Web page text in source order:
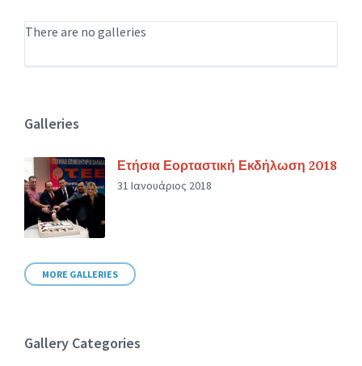
There are no galleries
Galleries
Ετήσια Εορταστική Εκδήλωση 2018
31 Ιανουάριος 2018
MORE GALLERIES
Gallery Categories